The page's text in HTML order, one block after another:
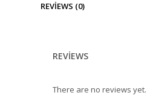
REVIEWS (0)
REVIEWS
There are no reviews yet.